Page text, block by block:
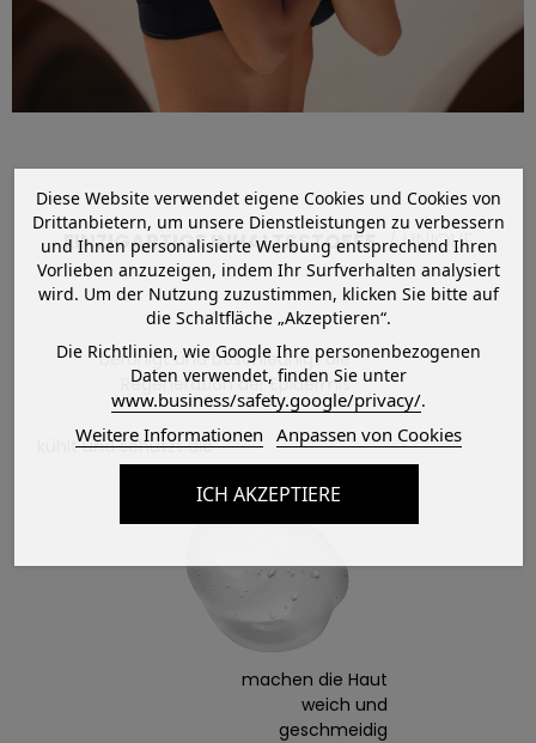
EINZIGARTIGE INHALTSSTOFFE / UNIQUE
beruhigt und beschleunigt die
Regeneration der Epidermis
kühlt und schützt die
Haut sofort
machen die Haut
weich und
geschmeidig
Diese Website verwendet eigene Cookies und Cookies von
Drittanbietern, um unsere Dienstleistungen zu verbessern
und Ihnen personalisierte Werbung entsprechend Ihren
Vorlieben anzuzeigen, indem Ihr Surfverhalten analysiert
wird. Um der Nutzung zuzustimmen, klicken Sie bitte auf
die Schaltfläche „Akzeptieren“.
Die Richtlinien, wie Google Ihre personenbezogenen
Daten verwendet, finden Sie unter
www.business/safety.google/privacy/.
Weitere Informationen Anpassen von Cookies
ICH AKZEPTIERE